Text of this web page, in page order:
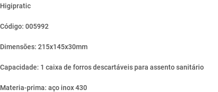
Higipratic
Código: 005992
Dimensões: 215x145x30mm
Capacidade: 1 caixa de forros descartáveis para assento sanitário
Materia-prima: aço inox 430